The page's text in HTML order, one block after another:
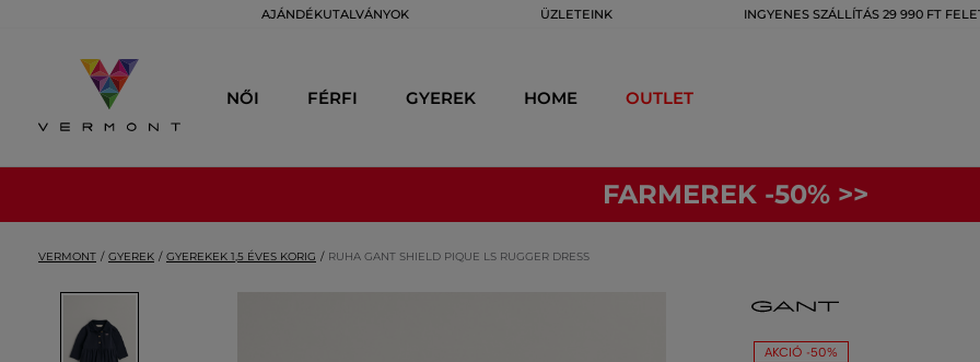
AJÁNDÉKUTALVÁNYOK ÜZLETEINK INGYENES SZÁLLÍTÁS 29 990 FT
NŐI FÉRFI GYEREK HOME OUTLET
FARMEREK -50% >>
VERMONT GYEREK GYEREKEK 1,5 ÉVES KORIG RUHA GANT SHIELD PIQUE LS RUGGER DRESS
AKCIÓ -50%